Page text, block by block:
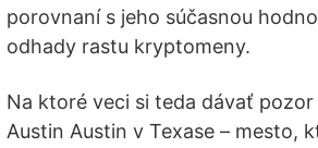
porovnaní s jeho súčasnou
odhady rastu kryptomeny.
Na ktoré veci si teda dávať
Austin Austin v Texase – mesto,